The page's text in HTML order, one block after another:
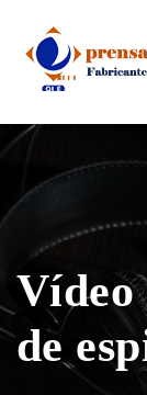
content
Vídeo
de